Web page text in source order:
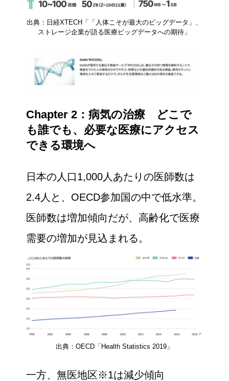
出典：日経XTECH「「人体こそが最大のビッグデータ」、
ストレージ企業が語る医療ビッグデータへの期待」
Chapter 2：病気の治療 どこで
も誰でも、必要な医療にアクセス
できる環境へ
日本の人口1,000人あたりの医師数は
2.4人と、OECD参加国の中で低水準。
医師数は増加傾向だが、高齢化で医療
需要の増加が見込まれる。
出典：OECD「Health Statistics 2019」
一方、無医地区※1は減少傾向